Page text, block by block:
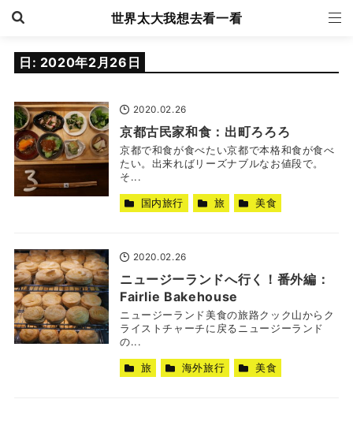
世界太大我想去看一看
日: 2020年2月26日
2020.02.26
京都古民家和食：出町ろろろ
京都で和食が食べたい京都で本格和食が食べ
たい。出来ればリーズナブルなお値段で。
そ...
国内旅行 旅 美食
2020.02.26
ニュージーランドへ行く！番外編：
Fairlie Bakehouse
ニュージーランド美食の旅路クック山からク
ライストチャーチに戻るニュージーランド
の...
旅 海外旅行 美食